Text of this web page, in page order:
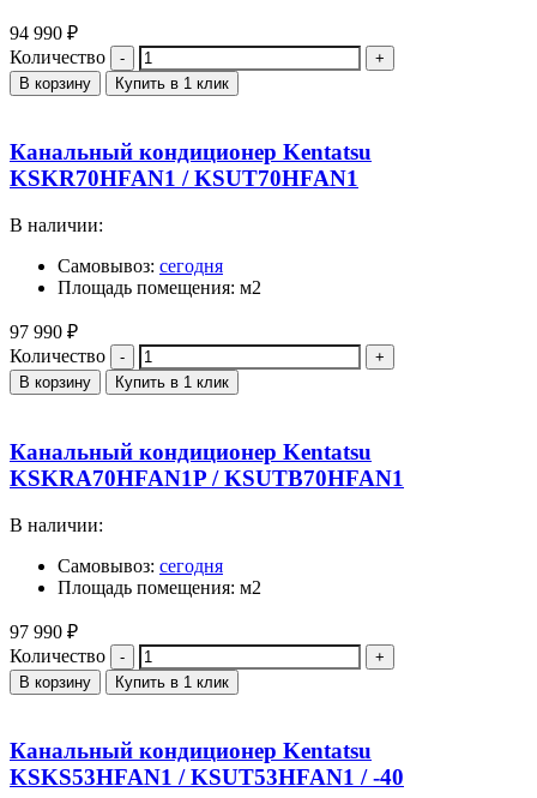
94 990 ₽
Количество
В корзину Купить в 1 клик
Канальный кондиционер Kentatsu
KSKR70HFAN1 / KSUT70HFAN1
В наличии:
Самовывоз: сегодня
Площадь помещения: м2
97 990 ₽
Количество
В корзину Купить в 1 клик
Канальный кондиционер Kentatsu
KSKRA70HFAN1P / KSUTB70HFAN1
В наличии:
Самовывоз: сегодня
Площадь помещения: м2
97 990 ₽
Количество
В корзину Купить в 1 клик
Канальный кондиционер Kentatsu
KSKS53HFAN1 / KSUT53HFAN1 / -40